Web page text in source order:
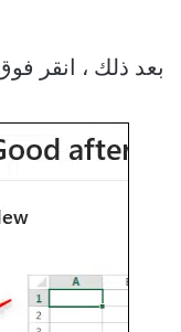
بعد ذلك ، انقر